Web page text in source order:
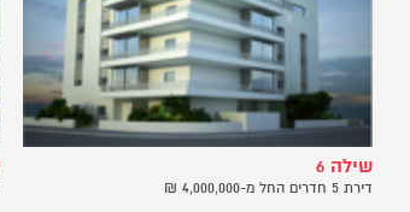
שילה 6
דירת 5 חדרים החל מ-4,000,000 ₪